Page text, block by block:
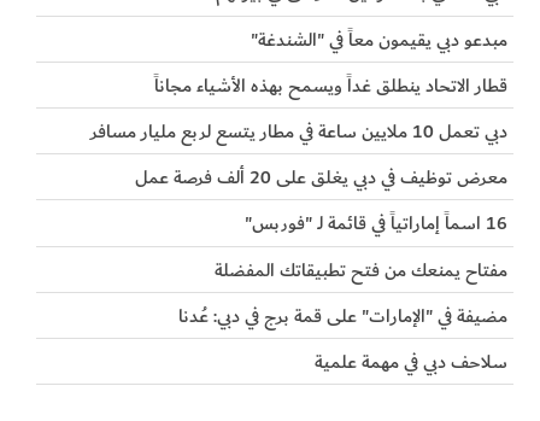
مبدعو دبي يقيمون معاً في "الشندغة"
قطار الاتحاد ينطلق غداً ويسمح بهذه الأشياء مجاناً
دبي تعمل 10 ملايين ساعة في مطار يتسع لربع مليار مسافر
معرض توظيف في دبي يغلق على 20 ألف فرصة عمل
16 اسماً إماراتياً في قائمة لـ "فوربس"
مفتاح يمنعك من فتح تطبيقاتك المفضلة
مضيفة في "الإمارات" على قمة برج في دبي: عُدنا
سلاحف دبي في مهمة علمية